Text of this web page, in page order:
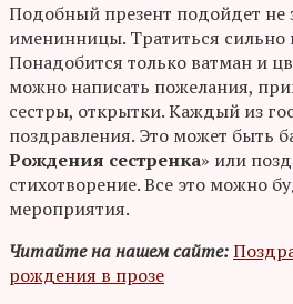
Подобный презент подойдет не
именинницы. Тратиться сильно
Понадобится только ватман и
можно написать пожелания,
сестры, открытки. Каждый из
поздравления. Это может быть
Рождения сестренка» или
стихотворение. Все это можно
мероприятия.
Читайте на нашем сайте:
рождения в прозе